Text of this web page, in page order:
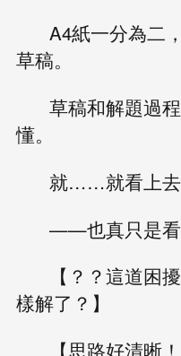
A4紙一分為二
草稿。
草稿和解題過
懂。
就……就看上去
——也真只是看
【？？這道困
樣解了？】
【思路好清晰